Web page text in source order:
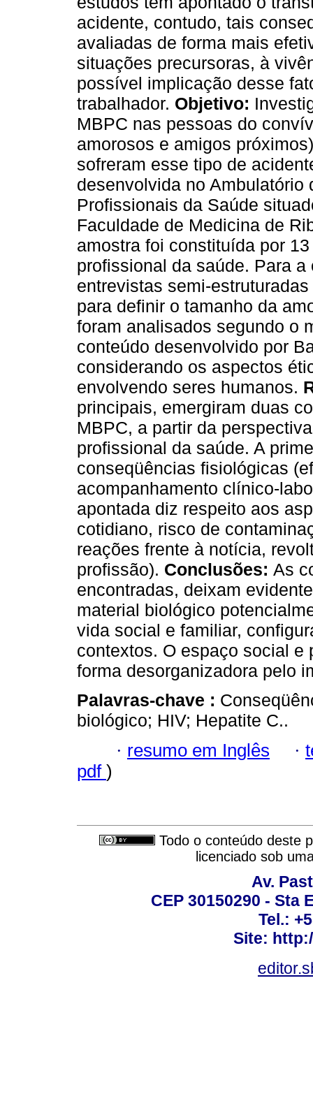
acidente, contudo, tais
avaliadas de forma mais
situações precursoras, à
possível implicação desse
trabalhador. Objetivo:
MBPC nas pessoas do
amorosos e amigos
sofreram esse tipo de
desenvolvida no
Profissionais da Saúde
Faculdade de Medicina de
amostra foi constituída por
profissional da saúde. Para
entrevistas semi-
para definir o tamanho da
foram analisados segundo o
conteúdo desenvolvido por
considerando os aspectos
envolvendo seres humanos.
principais, emergiram duas
MBPC, a partir da
profissional da saúde. A
conseqüências fisiológicas
acompanhamento clínico-
apontada diz respeito aos
cotidiano, risco de
reações frente à notícia,
profissão). Conclusões: As
encontradas, deixam
material biológico
vida social e familiar,
contextos. O espaço social e
forma desorganizadora pelo
Palavras-chave :
biológico; HIV; Hepatite C..
· resumo em Inglês ·
pdf )
Todo o conteúdo deste
licenciado sob
Av.
CEP 30150290 - Sta
Tel.:
Site: